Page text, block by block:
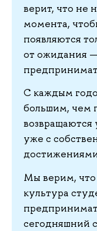
верит, что не
момента,
появляются
от ожидания
С каждым
большим, чем
уже с
Мы верим,
культура
сегодняшний